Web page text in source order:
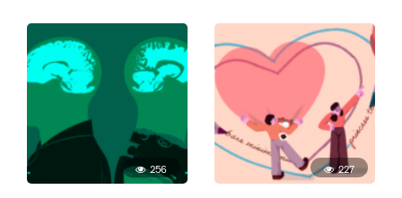
256 227